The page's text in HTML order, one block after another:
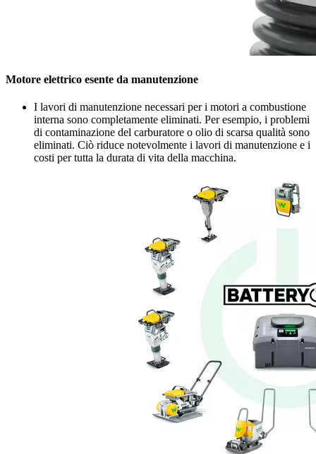
Motore elettrico esente da manutenzione
I lavori di manutenzione necessari per i motori a combustione
interna sono completamente eliminati. Per esempio, i problemi
di contaminazione del carburatore o olio di scarsa qualità sono
eliminati. Ciò riduce notevolmente i lavori di manutenzione e i
costi per tutta la durata di vita della macchina.